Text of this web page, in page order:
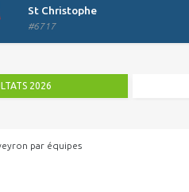
St Christophe
#6717
2026
par équipes